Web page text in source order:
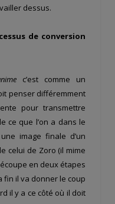
dessus.
de conversion
c’est comme un
penser différemment
pour transmettre
ce que l’on a dans le
une image finale d’un
celui de Zoro (il mime
en deux étapes
fin il va donner le coup
il y a ce côté où il doit